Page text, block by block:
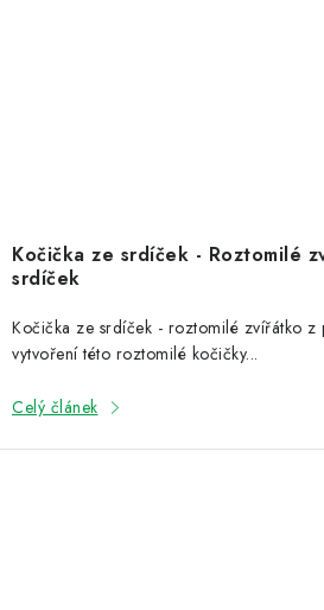
Kočička ze srdíček - Roztomilé
srdíček
Kočička ze srdíček - roztomilé zvířátko z
vytvoření této roztomilé kočičky...
Celý článek